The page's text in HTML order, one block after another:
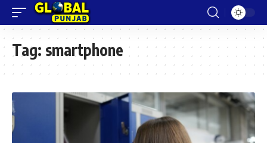
Tag: smartphone